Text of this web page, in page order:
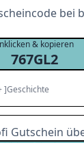
bei
& kopieren
767GL2
]Geschichte
Gutschein